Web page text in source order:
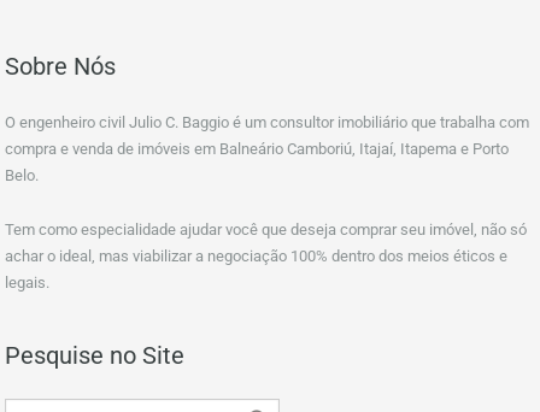
Sobre Nós
O engenheiro civil Julio C. Baggio é um consultor imobiliário que trabalha com
compra e venda de imóveis em Balneário Camboriú, Itajaí, Itapema e Porto
Belo.
Tem como especialidade ajudar você que deseja comprar seu imóvel, não só
achar o ideal, mas viabilizar a negociação 100% dentro dos meios éticos e
legais.
Pesquise no Site